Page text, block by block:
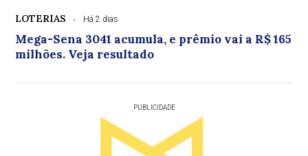
LOTERIAS Há 2 dias
Mega-Sena 3041 acumula, e prêmio vai a R$ 165
milhões. Veja resultado
PUBLICIDADE